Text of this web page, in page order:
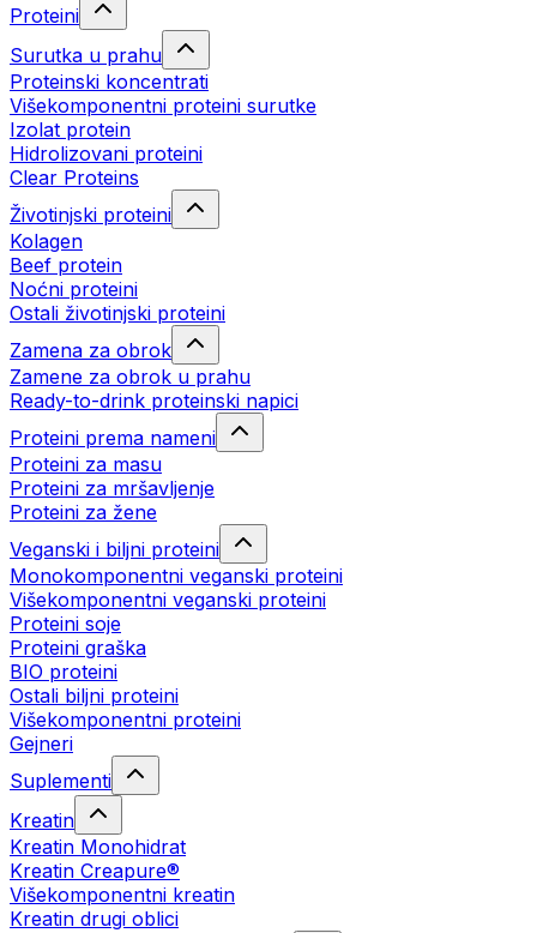
Proteini
Surutka u prahu
Proteinski koncentrati
Višekomponentni proteini surutke
Izolat protein
Hidrolizovani proteini
Clear Proteins
Životinjski proteini
Kolagen
Beef protein
Noćni proteini
Ostali životinjski proteini
Zamena za obrok
Zamene za obrok u prahu
Ready-to-drink proteinski napici
Proteini prema nameni
Proteini za masu
Proteini za mršavljenje
Proteini za žene
Veganski i biljni proteini
Monokomponentni veganski proteini
Višekomponentni veganski proteini
Proteini soje
Proteini graška
BIO proteini
Ostali biljni proteini
Višekomponentni proteini
Gejneri
Suplementi
Kreatin
Kreatin Monohidrat
Kreatin Creapure®
Višekomponentni kreatin
Kreatin drugi oblici